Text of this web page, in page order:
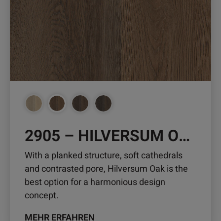
2905 – HILVERSUM OAK
With a planked structure, soft cathedrals
and contrasted pore, Hilversum Oak is the
best option for a harmonious design
concept.
MEHR ERFAHREN
auf.
Die
Optionen
können
auf
der
Produktseite
gewählt
werden